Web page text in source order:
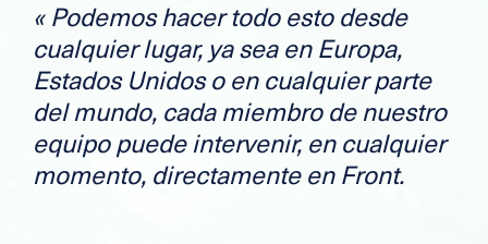
« Podemos hacer todo esto desde
cualquier lugar, ya sea en Europa,
Estados Unidos o en cualquier parte
del mundo, cada miembro de nuestro
equipo puede intervenir, en cualquier
momento, directamente en Front.